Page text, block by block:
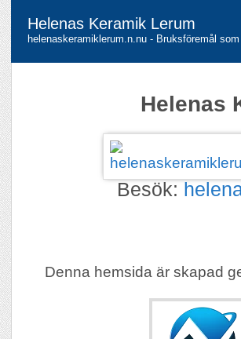
Helenas Keramik Lerum
helenaskeramiklerum.n.nu - Bruksföremål
Helenas
Besök:
Denna hemsida är skapad